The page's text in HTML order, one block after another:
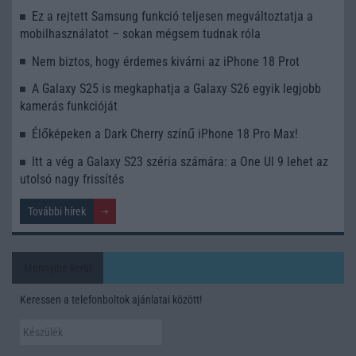
Ez a rejtett Samsung funkció teljesen megváltoztatja a
mobilhasználatot – sokan mégsem tudnak róla
Nem biztos, hogy érdemes kivárni az iPhone 18 Prot
A Galaxy S25 is megkaphatja a Galaxy S26 egyik legjobb
kamerás funkcióját
Élőképeken a Dark Cherry színű iPhone 18 Pro Max!
Itt a vég a Galaxy S23 széria számára: a One UI 9 lehet az
utolsó nagy frissítés
További hírek
Keressen a telefonboltok ajánlatai között!